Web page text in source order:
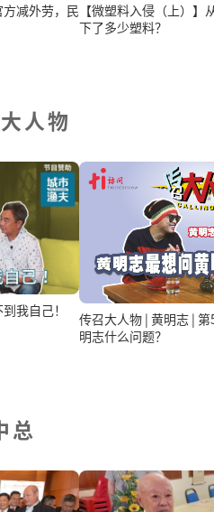
减外劳，民 【微塑料入侵（上）
下了多少塑料？
人物
我自己！
传召大人物 | 黄明志 |
明志什么问题？
总